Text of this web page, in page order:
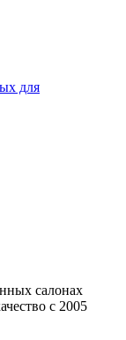
для
салонах
с 2005